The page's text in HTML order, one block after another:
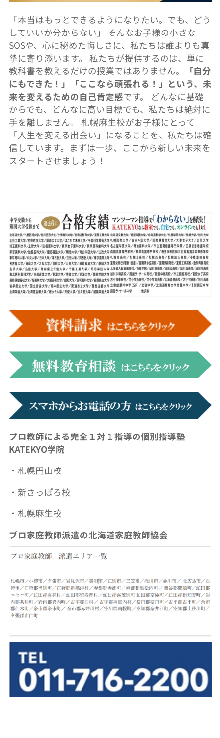
「本当はもっとできるようになりたい。でも、 どう
していいか分からない」 そんなお子様の小さな
SOSや、心に秘めた悔しさに、 私たちは誰よりも真
摯に寄り添います。 私たちが提供するのは、 単に
教科書を教えるだけの授業ではありません。
「自分
にもできた！」「ここなら頑張れる！」という、 未
来を変えるための自己肯定感です。 どんなに基礎
からでも、どんなに高い目標でも、 私たちは絶対に
手を離しません。 札幌麻生校がお子様にとって
「人生を変える出会い」 になることを、私たちは確
信しています。まずは一歩、 ここから新しい未来を
スタートさせましょう！
プロ教師による完全１対１指導の個別指導塾
KATEKYO学院
・札幌円山校
・新さっぽろ校
・札幌麻生校
プロ家庭教師派遣の北海道家庭教師協会